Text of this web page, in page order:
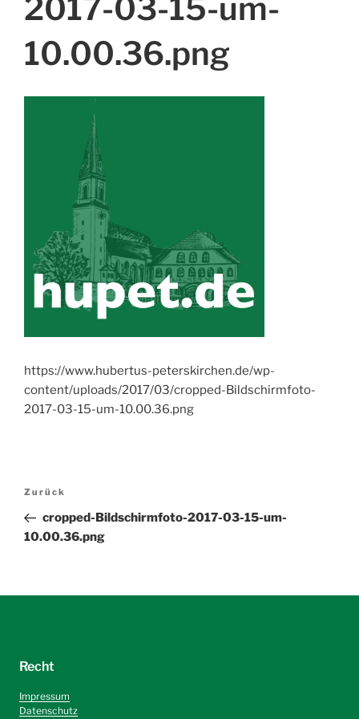
2017-03-15-um-
10.00.36.png
https://www.hubertus-peterskirchen.de/wp-
content/uploads/2017/03/cropped-Bildschirmfoto-
2017-03-15-um-10.00.36.png
Vorheriger
Beitrag
Zurück
cropped-Bildschirmfoto-2017-03-15-um-
10.00.36.png
Recht
Impressum
Datenschutz